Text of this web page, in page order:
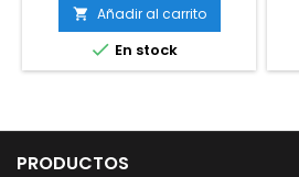
 Añadir al carrito
 En stock
PRODUCTOS